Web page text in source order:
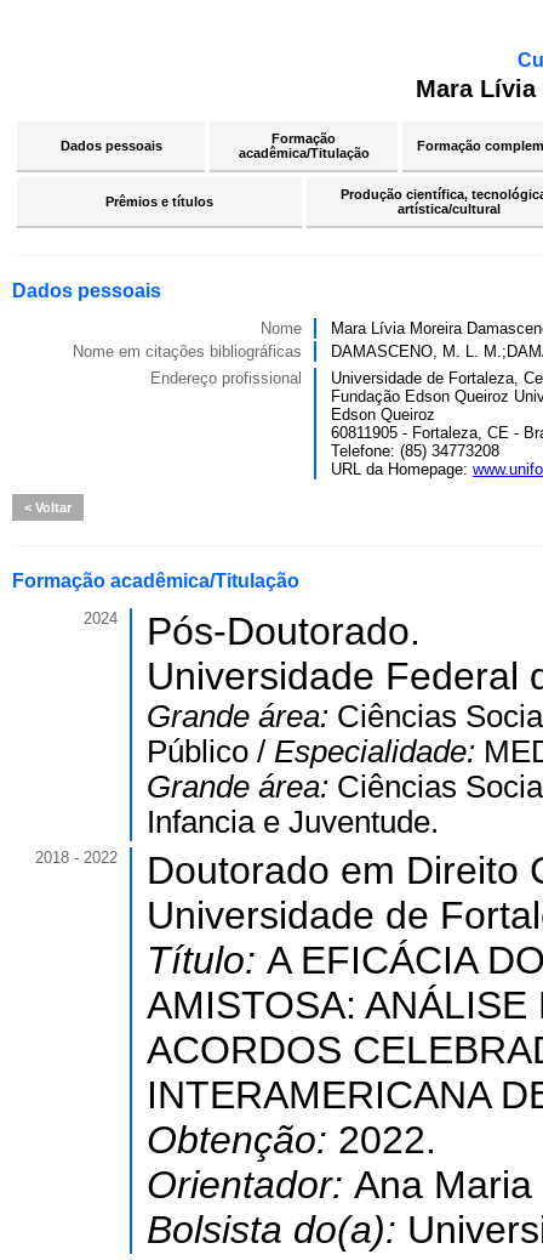
Mara Lívia
Dados pessoais
Formação
acadêmica/Titulação
Formação
Prêmios e títulos
Produção científica,
artística/cultural
Dados pessoais
Nome
Mara Lívia Moreira
Nome em citações bibliográficas
DAMASCENO, M. L.
Endereço profissional
Universidade de Fortaleza,
Fundação Edson Queiroz
Edson Queiroz
60811905 - Fortaleza, CE -
Telefone: (85) 34773208
URL da Homepage:
Voltar
Formação acadêmica/Titulação
2024
Pós-Doutorado.
Universidade Federal
Grande área: Ciências
Público / Especialidade:
Grande área: Ciências
Infancia e Juventude.
2018 - 2022
Doutorado em Direito
Universidade de
Título: A EFICÁCIA
AMISTOSA:
ACORDOS
INTERAMERICANA
Obtenção: 2022.
Orientador: Ana
Bolsista do(a):